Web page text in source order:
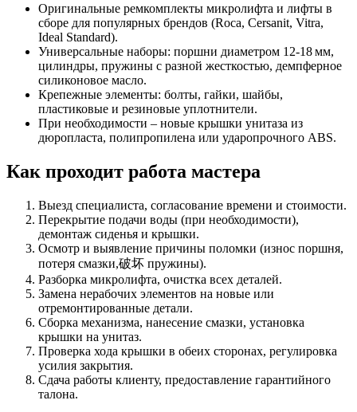
Оригинальные ремкомплекты микролифта и лифты в
сборе для популярных брендов (Roca, Cersanit, Vitra,
Ideal Standard).
Универсальные наборы: поршни диаметром 12‑18 мм,
цилиндры, пружины с разной жесткостью, демпферное
силиконовое масло.
Крепежные элементы: болты, гайки, шайбы,
пластиковые и резиновые уплотнители.
При необходимости – новые крышки унитаза из
дюропласта, полипропилена или ударопрочного ABS.
Как проходит работа мастера
Выезд специалиста, согласование времени и стоимости.
Перекрытие подачи воды (при необходимости),
демонтаж сиденья и крышки.
Осмотр и выявление причины поломки (износ поршня,
потеря смазки,破坏 пружины).
Разборка микролифта, очистка всех деталей.
Замена нерабочих элементов на новые или
отремонтированные детали.
Сборка механизма, нанесение смазки, установка
крышки на унитаз.
Проверка хода крышки в обеих сторонах, регулировка
усилия закрытия.
Сдача работы клиенту, предоставление гарантийного
талона.